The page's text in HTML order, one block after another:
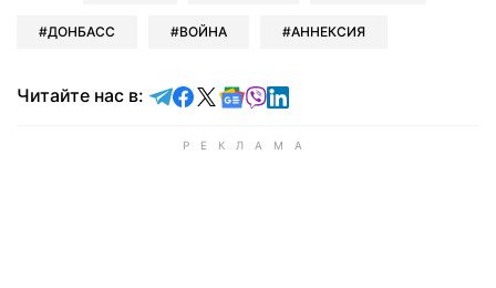
ДОНБАСС ВОЙНА АННЕКСИЯ
Читайте нас в: Читайте в Telegram
Читайте в Facebook
Читайте в X
Читайте в Google news
Читайте в Viber
Читайте в LinkedIn